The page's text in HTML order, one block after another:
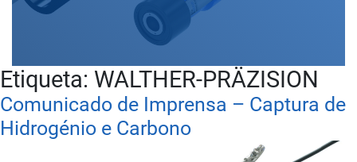
Etiqueta: WALTHER-PRÄZISION
Comunicado de Imprensa – Captura de
Hidrogénio e Carbono